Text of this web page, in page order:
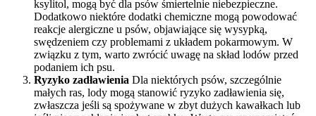
ksylitol, mogą być dla psów śmiertelnie niebezpieczne.
Dodatkowo niektóre dodatki chemiczne mogą powodować
reakcje alergiczne u psów, objawiające się wysypką,
swędzeniem czy problemami z układem pokarmowym. W
związku z tym, warto zwrócić uwagę na skład lodów przed
podaniem ich psu.
Ryzyko zadławienia Dla niektórych psów, szczególnie
małych ras, lody mogą stanowić ryzyko zadławienia się,
zwłaszcza jeśli są spożywane w zbyt dużych kawałkach lub